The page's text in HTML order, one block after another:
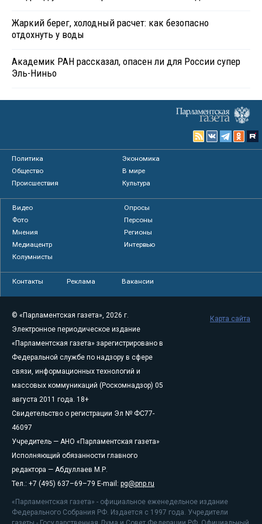
Жаркий берег, холодный расчет: как безопасно
отдохнуть у воды
Академик РАН рассказал, опасен ли для России супер
Эль-Ниньо
Политика
Экономика
Общество
В мире
Происшествия
Культура
Видео
Опросы
Фото
Персоны
Мнения
Регионы
Медиацентр
Интервью
Колумнисты
Контакты Реклама Вакансии
© «Парламентская газета», 2026 г.
Электронное периодическое издание
«Парламентская газета» зарегистрировано в
Федеральной службе по надзору в сфере
связи, информационных технологий и
массовых коммуникаций (Роскомнадзор) 05
августа 2011 года. 18+
Свидетельство о регистрации Эл № ФС77-
46097
Учредитель — АНО «Парламентская газета»
Исполняющий обязанности главного
редактора — Абдуллаев М.Р.
Тел.: +7 (495) 637–69–79 E-mail: pg@pnp.ru
«Парламентская газета» - официальное еженедельное издание
Федерального Собрания РФ. Издается с 1997 года. Учредители
Карта сайта